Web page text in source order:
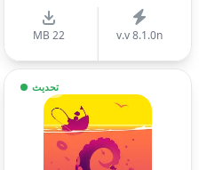
v.v 8.1.0n
22 MB
تحديث